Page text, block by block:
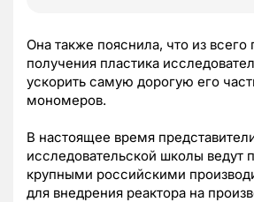
Она также пояснила, что из всего
получения пластика
ускорить самую дорогую его
мономеров.
В настоящее время
исследовательской школы ведут
крупными российскими
для внедрения реактора на